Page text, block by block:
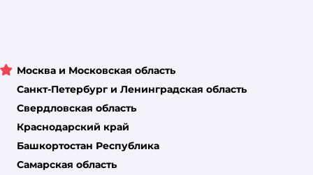
Москва и Московская область
Санкт-Петербург и Ленинградская область
Свердловская область
Краснодарский край
Башкортостан Республика
Самарская область